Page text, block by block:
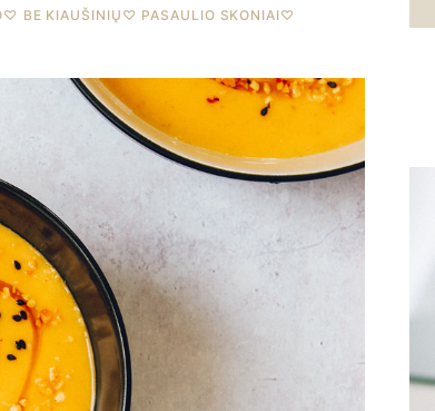
♡ BE KIAUŠINIŲ ♡ PASAULIO SKONIAI♡